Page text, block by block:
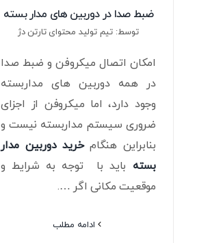
ضبط صدا در دوربین های مدار بسته
توسط: تیم تولید محتوای تارتن دژ
امکان اتصال میکروفن و ضبط صدا
در همه دوربین های مداربسته
وجود دارد، اما میکروفن از اجزای
ضروری سیستم مداربسته نیست و
بنابراین هنگامخرید دوربین مدار
بسته باید با توجه به شرایط و
موقعیت مکانی اگر ….
ادامه مطلب